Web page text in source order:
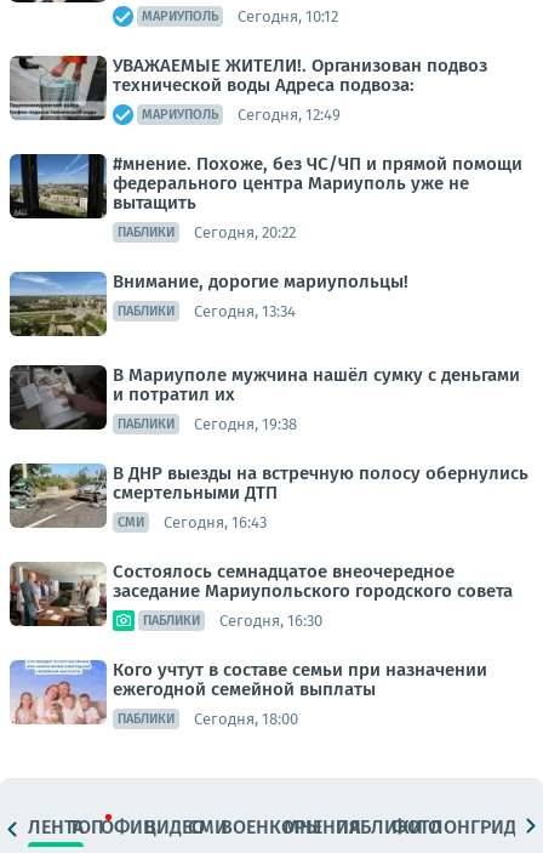
МАРИУПОЛЬ Сегодня, 10:12
УВАЖАЕМЫЕ ЖИТЕЛИ!. Организован подвоз
технической воды Адреса подвоза:
МАРИУПОЛЬ Сегодня, 12:49
#мнение. Похоже, без ЧС/ЧП и прямой помощи
федерального центра Мариуполь уже не
вытащить
ПАБЛИКИ Сегодня, 20:22
Внимание, дорогие мариупольцы!
ПАБЛИКИ Сегодня, 13:34
В Мариуполе мужчина нашёл сумку с деньгами
и потратил их
ПАБЛИКИ Сегодня, 19:38
В ДНР выезды на встречную полосу обернулись
смертельными ДТП
СМИ Сегодня, 16:43
Состоялось семнадцатое внеочередное
заседание Мариупольского городского совета
ПАБЛИКИ Сегодня, 16:30
Кого учтут в составе семьи при назначении
ежегодной семейной выплаты
ПАБЛИКИ Сегодня, 18:00
ЛЕНТАТОПОФИЦ.ВИДЕОСМИВОЕНКОРЫМНЕНИЯПАБЛИКИ
ФОТОЛОНГРИДЫ